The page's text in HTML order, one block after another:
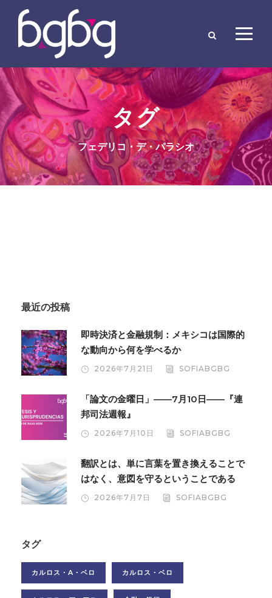
タグ
フェデリコ・デ・パラシオ
最近の投稿
即時決済と金融規制：メキシコは国際的
な動向から何を学べるか
2026年7月21日 SOFIABGBG
「論文の金曜日」――7月10日――『連
邦司法週報』
2026年7月10日 SOFIABGBG
翻訳とは、単に言葉を置き換えることで
はなく、意図を守るということである
2026年7月7日 SOFIABGBG
タグ
カルロス・A・ベロ カルロス・ベロ